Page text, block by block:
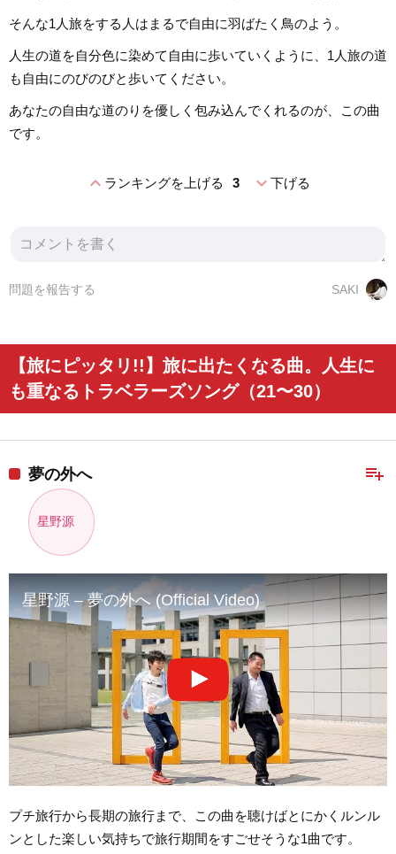
そんな1人旅をする人はまるで自由に羽ばたく鳥のよう。
人生の道を自分色に染めて自由に歩いていくように、1人旅の道
も自由にのびのびと歩いてください。
あなたの自由な道のりを優しく包み込んでくれるのが、この曲
です。
expand_lessランキングを上げる 3 expand_more下げる
SAKI
問題を報告する
【旅にピッタリ!!】旅に出たくなる曲。人生に
も重なるトラベラーズソング（21〜30）
playlist_add
夢の外へ
星野源
星野源 – 夢の外へ (Official Video)
プチ旅行から長期の旅行まで、この曲を聴けばとにかくルンル
ンとした楽しい気持ちで旅行期間をすごせそうな1曲です。